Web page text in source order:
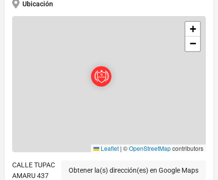
Ubicación
+
−
Leaflet | ©OpenStreetMapcontributors
CALLE TUPAC
AMARU 437
Obtener la(s) dirección(es) en Google Maps